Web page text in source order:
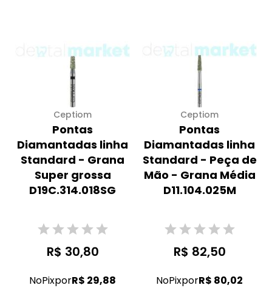
Ceptiom
Pontas
Diamantadas linha
Standard - Grana
Super grossa
D19C.314.018SG
R$ 30,80
NoPixporR$ 29,88
Ceptiom
Pontas
Diamantadas linha
Standard - Peça de
Mão - Grana Média
D11.104.025M
R$ 82,50
NoPixporR$ 80,02